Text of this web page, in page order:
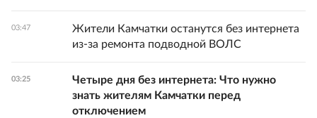
03:47
Жители Камчатки останутся без интернета
из-за ремонта подводной ВОЛС
03:25
Четыре дня без интернета: Что нужно
знать жителям Камчатки перед
отключением